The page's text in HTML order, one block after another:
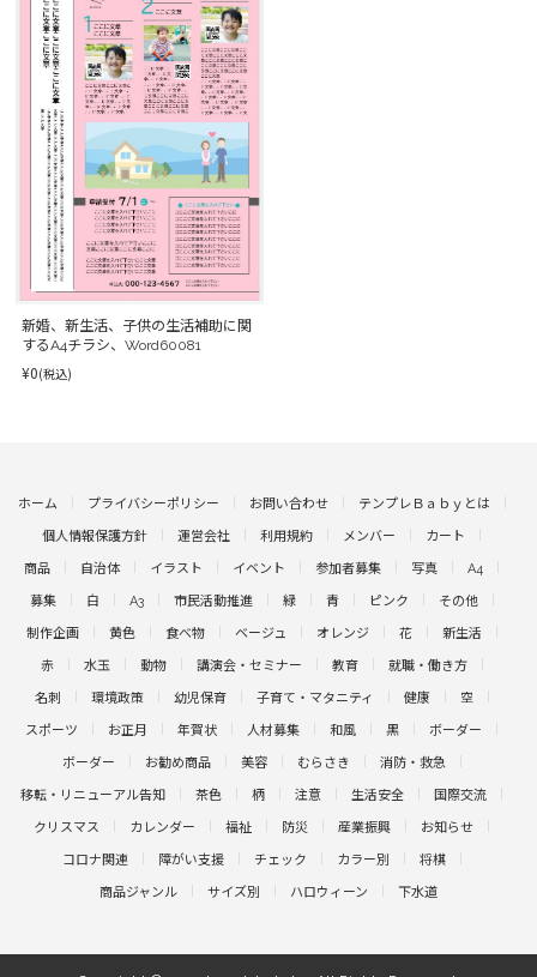
新婚、新生活、子供の生活補助に関
するA4チラシ、Word60081
¥0(税込)
ホーム プライバシーポリシー お問い合わせ テンプレＢａｂｙとは
個人情報保護方針 運営会社 利用規約 メンバー カート
商品 自治体 イラスト イベント 参加者募集 写真 A4
募集 白 A3 市民活動推進 緑 青 ピンク その他
制作企画 黄色 食べ物 ベージュ オレンジ 花 新生活
赤 水玉 動物 講演会・セミナー 教育 就職・働き方
名刺 環境政策 幼児保育 子育て・マタニティ 健康 空
スポーツ お正月 年賀状 人材募集 和風 黒 ボーダー
ボーダー お勧め商品 美容 むらさき 消防・救急
移転・リニューアル告知 茶色 柄 注意 生活安全 国際交流
クリスマス カレンダー 福祉 防災 産業振興 お知らせ
コロナ関連 障がい支援 チェック カラー別 将棋
商品ジャンル サイズ別 ハロウィーン 下水道